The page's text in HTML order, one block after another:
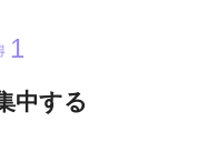
中する